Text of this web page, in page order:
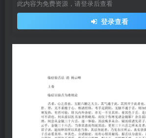
此内容为免费资源，请登录后查看
登录查看